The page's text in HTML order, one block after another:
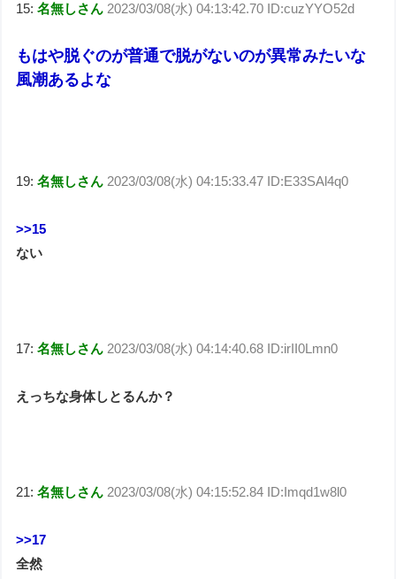
15:名無しさん 2023/03/08(水) 04:13:42.70 ID:cuzYYO52d
もはや脱ぐのが普通で脱がないのが異常みたいな
風潮あるよな
19:名無しさん 2023/03/08(水) 04:15:33.47 ID:E33SAl4q0
>>15
ない
17:名無しさん 2023/03/08(水) 04:14:40.68 ID:irII0Lmn0
えっちな身体しとるんか？
21:名無しさん 2023/03/08(水) 04:15:52.84 ID:Imqd1w8l0
>>17
全然